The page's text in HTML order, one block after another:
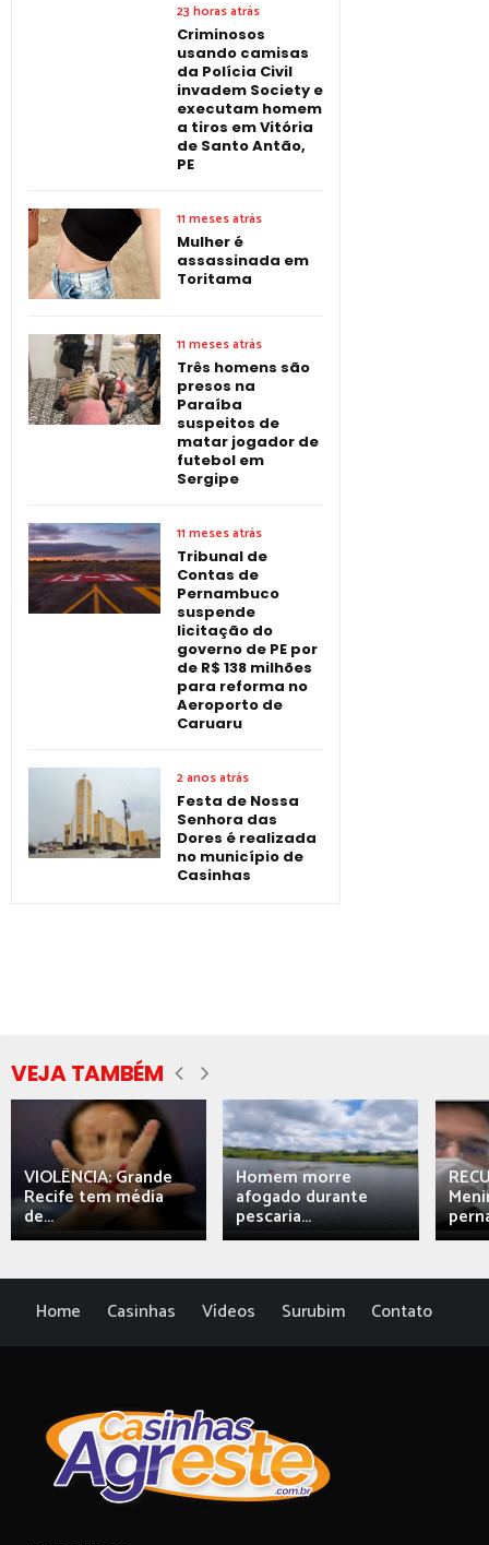
23 horas atrás
Criminosos
usando camisas
da Polícia Civil
invadem Society e
executam homem
a tiros em Vitória
de Santo Antão,
PE
11 meses atrás
Mulher é
assassinada em
Toritama
11 meses atrás
Três homens são
presos na
Paraíba
suspeitos de
matar jogador de
futebol em
Sergipe
11 meses atrás
Tribunal de
Contas de
Pernambuco
suspende
licitação do
governo de PE por
de R$ 138 milhões
para reforma no
Aeroporto de
Caruaru
2 anos atrás
Festa de Nossa
Senhora das
Dores é realizada
no município de
Casinhas
VEJA TAMBÉM
VIOLÊNCIA: Grande
Recife tem média
de...
Homem morre
afogado durante
pescaria...
Home Casinhas Vídeos Surubim Contato